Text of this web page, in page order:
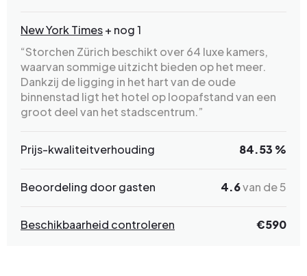
New York Times+ nog 1
“Storchen Zürich beschikt over 64 luxe kamers,
waarvan sommige uitzicht bieden op het meer.
Dankzij de ligging in het hart van de oude
binnenstad ligt het hotel op loopafstand van een
groot deel van het stadscentrum.”
Prijs-kwaliteitverhouding 84.53 %
Beoordeling door gasten 4.6van de 5
Beschikbaarheid controleren €590